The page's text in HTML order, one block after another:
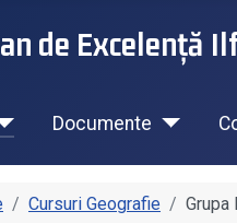
de Excelență
Documente
Cursuri Geografie Grupa